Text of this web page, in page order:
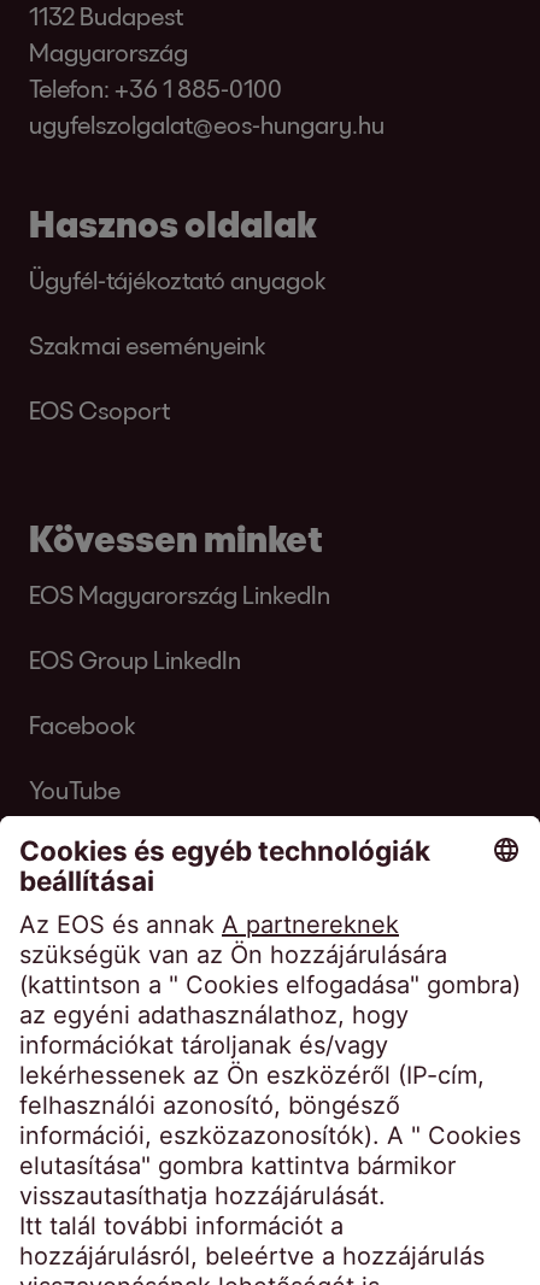
1132 Budapest
Magyarország
Telefon: +36 1 885-0100
ugyfelszolgalat@eos-hungary.hu
Hasznos oldalak
Ügyfél-tájékoztató anyagok
Szakmai eseményeink
EOS Csoport
Kövessen minket
EOS Magyarország LinkedIn
EOS Group LinkedIn
Facebook
YouTube
Kezdőoldal Impresszum
Weboldal adatkezelési tájékoztatója